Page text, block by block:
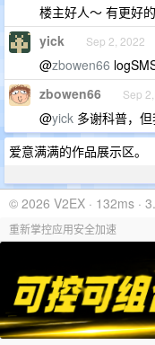
楼主好人～ 有更好
yick Sep 2, 2022
@zbowen66
zbowen66 Sep
@yick 多谢科普，
爱意满满的作品展示区。
© 2026 V2EX · 132ms ·
重新掌控应用安全加速